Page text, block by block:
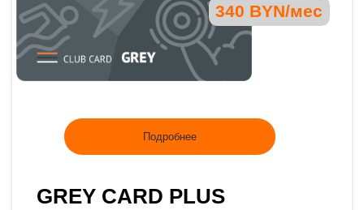
340 BYN/мес
Подробнее
GREY CARD PLUS